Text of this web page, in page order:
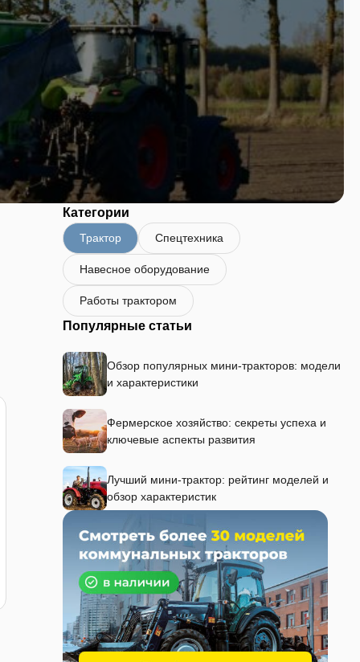
Категории
Трактор Спецтехника
Навесное оборудование
Работы трактором
Популярные статьи
Обзор популярных мини-тракторов: модели
и характеристики
Фермерское хозяйство: секреты успеха и
ключевые аспекты развития
Лучший мини-трактор: рейтинг моделей и
обзор характеристик